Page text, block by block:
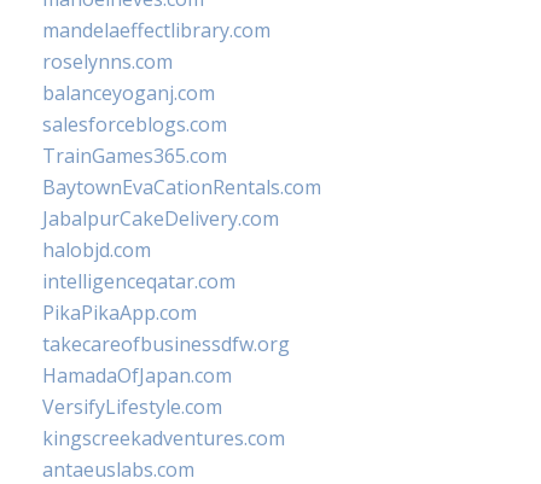
mandelaeffectlibrary.com
roselynns.com
balanceyoganj.com
salesforceblogs.com
TrainGames365.com
BaytownEvaCationRentals.com
JabalpurCakeDelivery.com
halobjd.com
intelligenceqatar.com
PikaPikaApp.com
takecareofbusinessdfw.org
HamadaOfJapan.com
VersifyLifestyle.com
kingscreekadventures.com
antaeuslabs.com